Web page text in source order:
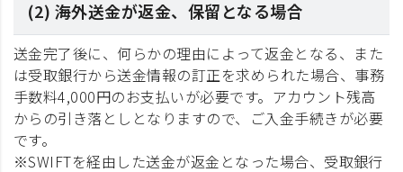
(2) 海外送金が返金、保留となる場合
送金完了後に、何らかの理由によって返金となる、また
は受取銀行から送金情報の訂正を求められた場合、事務
手数料4,000円のお支払いが必要です。アカウント残高
からの引き落としとなりますので、ご入金手続きが必要
です。
※SWIFTを経由した送金が返金となった場合、受取銀行